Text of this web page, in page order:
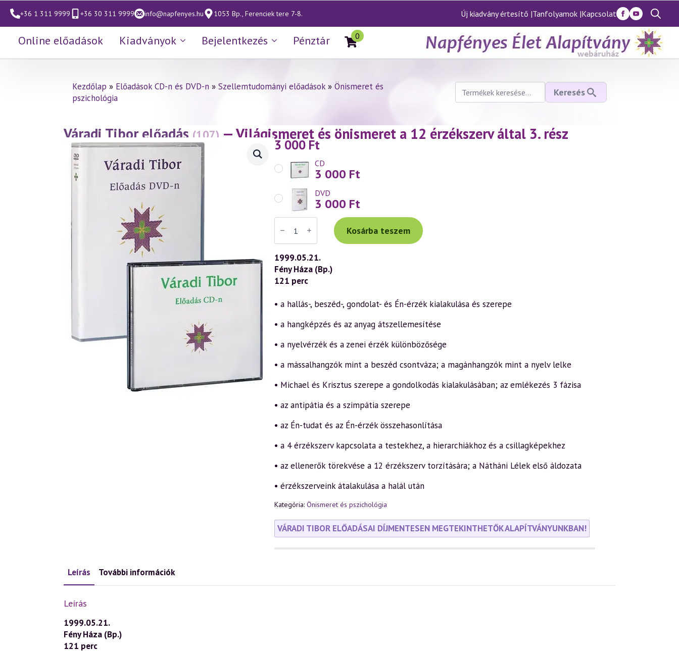
+36 1 311 9999 +36 30 311 9999 info@napfenyes.hu 1053 Bp., Ferenciek tere 7-8. Új kiadvány értesítő |Tanfolyamok |Kapcsolat
Search
for:
Online előadások Kiadványok Bejelentkezés Pénztár 0
Kezdőlap » Előadások CD-n és DVD-n » Szellemtudományi előadások» Önismeret és
pszichológia
Keresés
következőre:
Keresés
Váradi Tibor előadás (107) — Világismeret és önismeret a 12 érzékszerv által 3. rész
(1999.05.21.)
3 000 Ft
CD
3 000 Ft
DVD
3 000 Ft
Váradi
Tibor
előadás
(107)
—
Világismeret
és
önismeret
a
érzékszerv
által
rész
mennyiség
Kosárba teszem
1999.05.21.
Fény Háza (Bp.)
121 perc
• a hallás-, beszéd-, gondolat- és Én-érzék kialakulása és szerepe
• a hangképzés és az anyag átszellemesítése
• a nyelvérzék és a zenei érzék különbözősége
• a mássalhangzók mint a beszéd csontváza; a magánhangzók mint a nyelv lelke
• Michael és Krisztus szerepe a gondolkodás kialakulásában; az emlékezés 3 fázisa
• az antipátia és a szimpátia szerepe
• az Én-tudat és az Én-érzék összehasonlítása
• a 4 érzékszerv kapcsolata a testekhez, a hierarchiákhoz és a csillagképekhez
• az ellenerők törekvése a 12 érzékszerv torzítására; a Nátháni Lélek első áldozata
• érzékszerveink átalakulása a halál után
Kategória: Önismeret és pszichológia
VÁRADI TIBOR ELŐADÁSAI DÍJMENTESEN MEGTEKINTHETŐK ALAPÍTVÁNYUNKBAN!
Leírás További információk
Leírás
1999.05.21.
Fény Háza (Bp.)
121 perc